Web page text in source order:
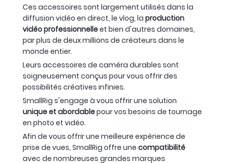
Ces accessoires sont largement utilisés dans la
diffusion vidéo en direct, le vlog, la production
vidéo professionnelleet bien d'autres domaines,
par plus de deux millions de créateurs dans le
monde entier.
Leurs accessoires de caméra durables sont
soigneusement conçus pour vous offrir des
possibilités créatives infinies.
SmallRig s'engage à vous offrir une solution
unique et abordablepour vos besoins de tournage
en photo et vidéo.
Afin de vous offrir une meilleure expérience de
prise de vues, SmallRig offre une compatibilité
avec de nombreuses grandes marques